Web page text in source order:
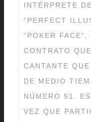
INTÉRPRETE
“PERFECT
“POKER
CONTRATO
CANTANTE
DE MEDIO
NÚMERO 51.
VEZ QUE